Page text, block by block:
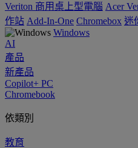
Veriton 商用桌上型電腦 Acer
作站 Add-In-One Chromebox 迷
Windows
AI
產品
新產品
Copilot+ PC
Chromebook
依類別
教育